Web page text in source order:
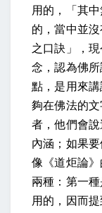
用的，「其
的，當中並
之口訣」，
念，認為佛
點，是用來
夠在佛法的
者，他們會
內涵；如果
像《道炬論
兩種：第一
用的，因而